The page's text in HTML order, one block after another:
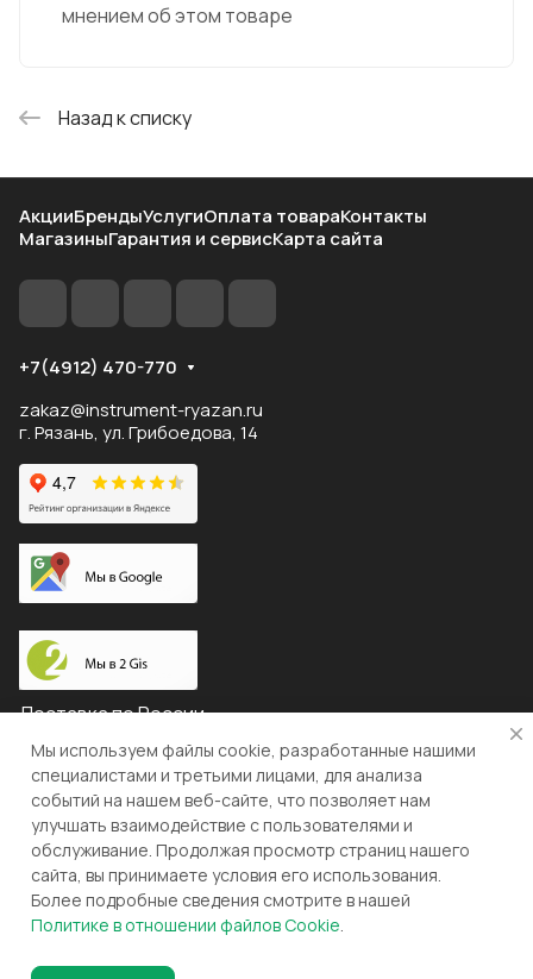
мнением об этом товаре
Назад к списку
АкцииБрендыУслугиОплата товараКонтакты
МагазиныГарантия и сервисКарта сайта
+7(4912) 470-770
zakaz@instrument-ryazan.ru
г. Рязань, ул. Грибоедова, 14
Доставка по России
© 2026 "ЛЕВША"
Конфиденциальность
Оферта
Разработка и поддержка gianit.ru
Мы используем файлы cookie, разработанные нашими
специалистами и третьими лицами, для анализа
событий на нашем веб-сайте, что позволяет нам
улучшать взаимодействие с пользователями и
обслуживание. Продолжая просмотр страниц нашего
сайта, вы принимаете условия его использования.
Более подробные сведения смотрите в нашей
Политике в отношении файлов Cookie.